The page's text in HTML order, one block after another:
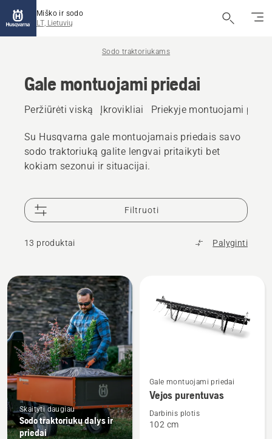
Miško ir sodo
LT, Lietuvių
Sodo traktoriukams
Gale montuojami priedai
Peržiūrėti viską Įkrovikliai Priekyje montuojami
Su Husqvarna gale montuojamais priedais savo
sodo traktoriuką galite lengvai pritaikyti bet
kokiam sezonui ir situacijai.
Filtruoti
13 produktai Palyginti
Rodyti
visus
produktus
Skaityti daugiau
Sodo traktoriukų dalys ir
priedai
daugiau
detalių
apie
Vejos
Gale montuojami priedai
Vejos purentuvas
Darbinis plotis
102 cm